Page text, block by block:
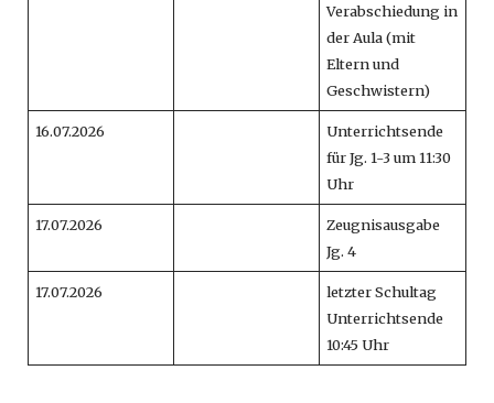
Verabschiedung in
der Aula (mit
Eltern und
Geschwistern)
16.07.2026
Unterrichtsende
für Jg. 1-3 um 11:30
Uhr
17.07.2026
Zeugnisausgabe
Jg. 4
17.07.2026
letzter Schultag
Unterrichtsende
10:45 Uhr